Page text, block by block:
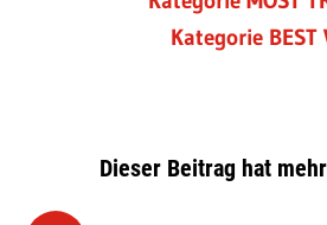
Kategorie BEST
Dieser Beitrag hat